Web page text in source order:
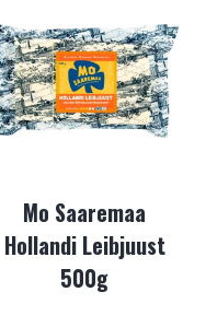
Mo Saaremaa
Hollandi Leibjuust
500g